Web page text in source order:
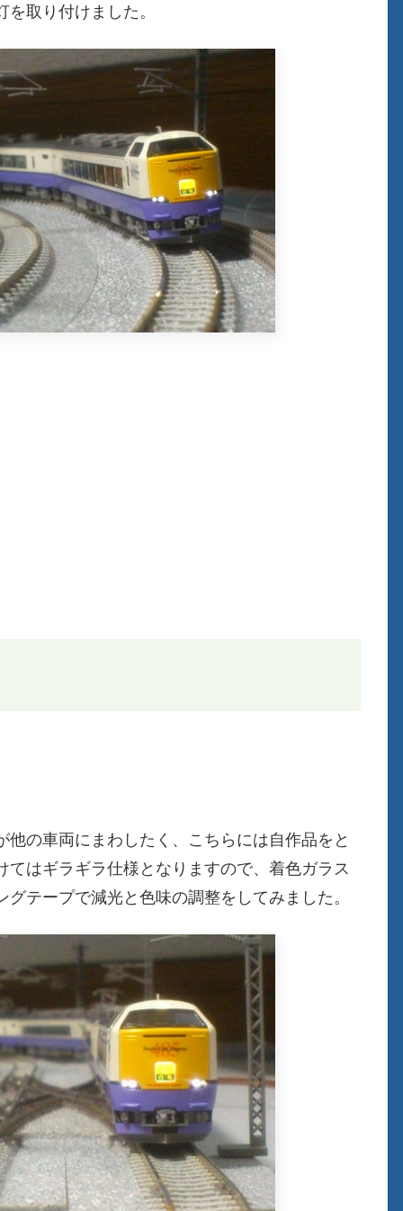
取り付けました。
の車両にまわしたく、こちらには自作品をと
はギラギラ仕様となりますので、着色ガラス
テープで減光と色味の調整をしてみました。